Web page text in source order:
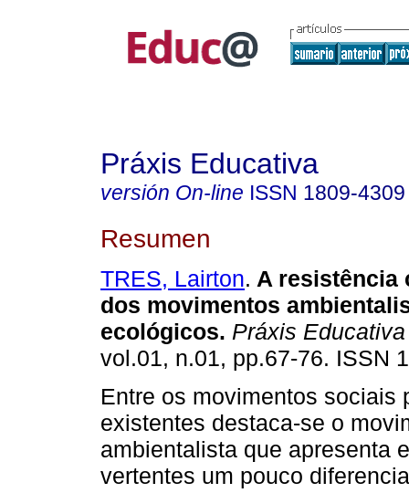
Práxis Educativa
versión On-line ISSN 1809-4309
Resumen
TRES, Lairton. A resistência
dos movimentos
ecológicos. Práxis Educativa
vol.01, n.01, pp.67-76. ISSN
Entre os movimentos sociais
existentes destaca-se o
ambientalista que apresenta
vertentes um pouco